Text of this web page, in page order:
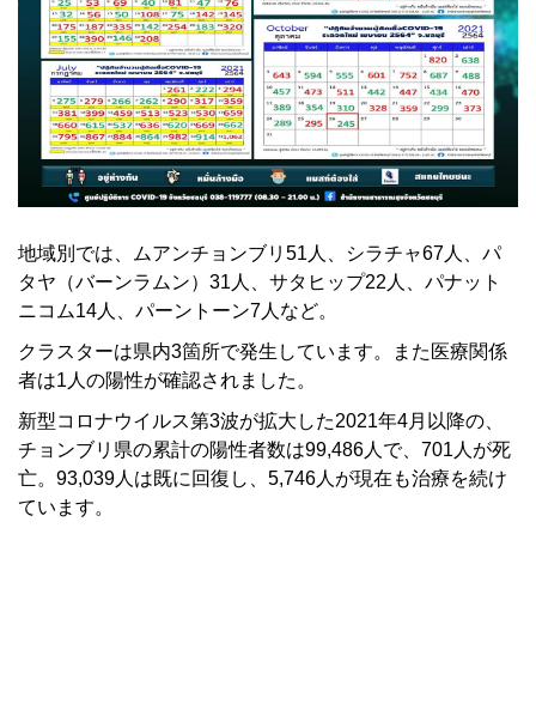
地域別では、ムアンチョンブリ51人、シラチャ67人、パ
タヤ（バーンラムン）31人、サタヒップ22人、パナット
ニコム14人、パーントーン7人など。
クラスターは県内3箇所で発生しています。また医療関係
者は1人の陽性が確認されました。
新型コロナウイルス第3波が拡大した2021年4月以降の、
チョンブリ県の累計の陽性者数は99,486人で、701人が死
亡。93,039人は既に回復し、5,746人が現在も治療を続け
ています。